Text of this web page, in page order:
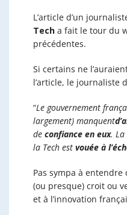
L’article d’un
Tech a fait le tour du
précédentes.
Si certains ne
l’article, le journaliste
“Le gouvernement
largement) manquent
de confiance en eux. La
la Tech est vouée à
Pas sympa à
(ou presque) croit ou
et à l’innovation